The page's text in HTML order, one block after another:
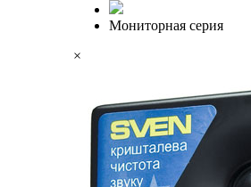
Мониторная серия
×